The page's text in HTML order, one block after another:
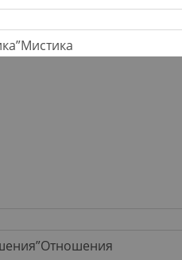
Мистика
Отношения